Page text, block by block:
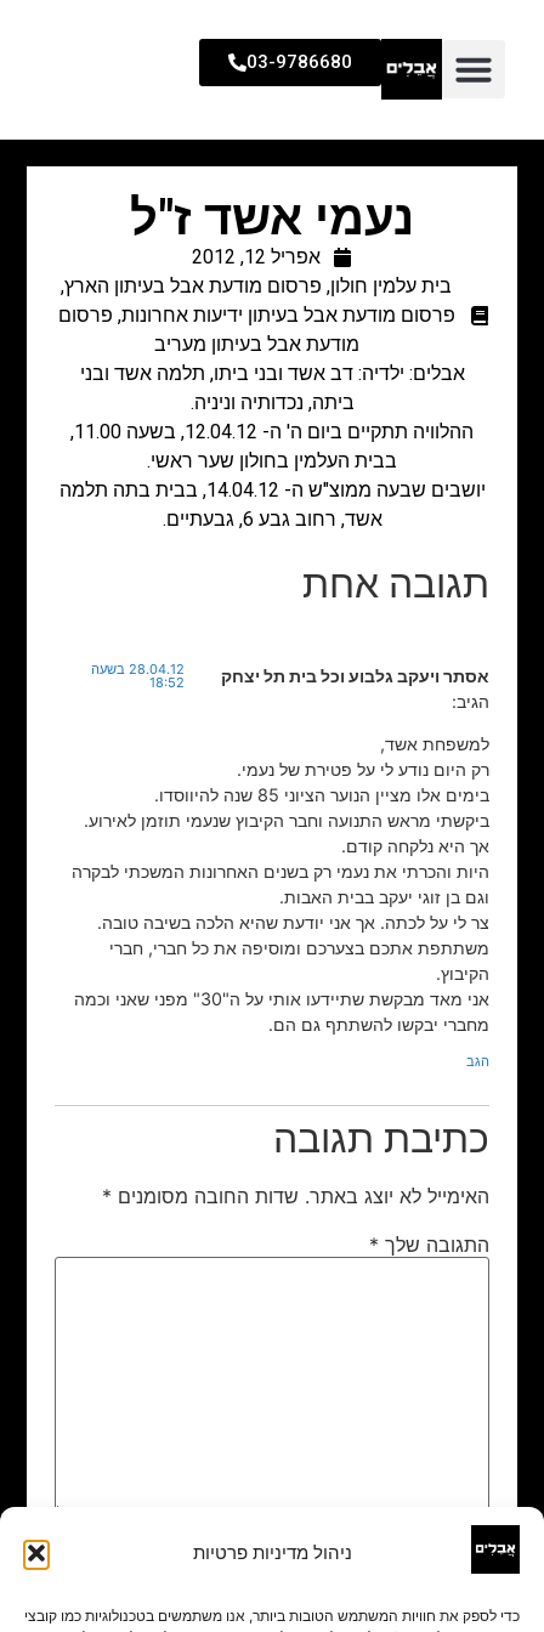
ניהול מדיניות פרטיות
כדי לספק את חוויות המשתמש הטובות ביותר, אנו משתמשים בטכנולוגיות כמו קובצי
03-9786680
נעמי אשד ז"ל
אפריל 12, 2012
בית עלמין חולון, פרסום מודעת אבל בעיתון הארץ,
פרסום מודעת אבל בעיתון ידיעות אחרונות, פרסום
מודעת אבל בעיתון מעריב
אבלים: ילדיה: דב אשד ובני ביתו, תלמה אשד ובני
ביתה, נכדותיה וניניה.
ההלוויה תתקיים ביום ה' ה- 12.04.12, בשעה 11.00,
בבית העלמין בחולון שער ראשי.
יושבים שבעה ממוצ"ש ה- 14.04.12, בבית בתה תלמה
אשד, רחוב גבע 6, גבעתיים.
תגובה אחת
אסתר ויעקב גלבוע וכל בית תל יצחק
הגיב:
28.04.12 בשעה
18:52
למשפחת אשד,
רק היום נודע לי על פטירת של נעמי.
בימים אלו מציין הנוער הציוני 85 שנה להיווסדו.
ביקשתי מראש התנועה וחבר הקיבוץ שנעמי תוזמן לאירוע.
אך היא נלקחה קודם.
היות והכרתי את נעמי רק בשנים האחרונות המשכתי לבקרה
וגם בן זוגי יעקב בבית האבות.
צר לי על לכתה. אך אני יודעת שהיא הלכה בשיבה טובה.
משתתפת אתכם בצערכם ומוסיפה את כל חברי, חברי
הקיבוץ.
אני מאד מבקשת שתיידעו אותי על ה"30" מפני שאני וכמה
מחברי יבקשו להשתתף גם הם.
הגב
כתיבת תגובה
האימייל לא יוצג באתר. שדות החובה מסומנים *
התגובה שלך *
שם